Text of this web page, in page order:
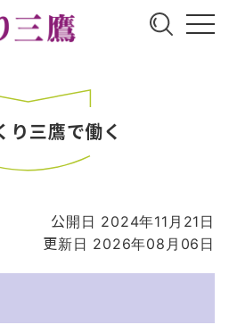
り三鷹で働く
公開日 2024年11月21日
更新日 2026年08月06日